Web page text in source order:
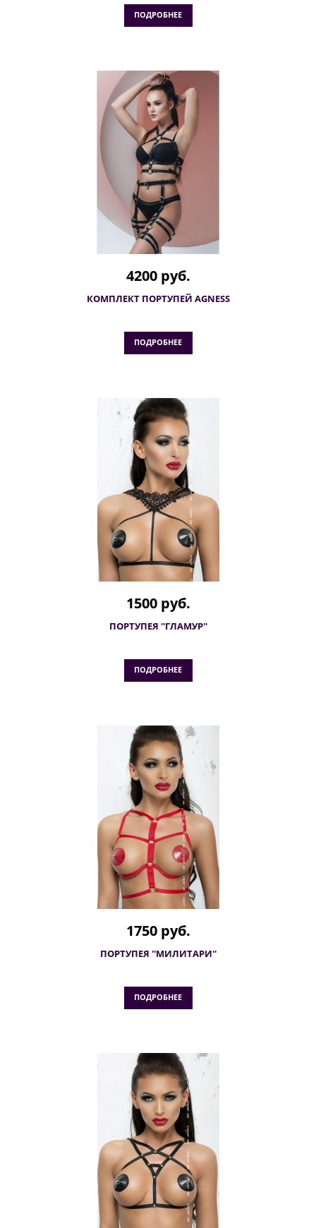
ПОДРОБНЕЕ
4200 руб.
КОМПЛЕКТ ПОРТУПЕЙ AGNESS
ПОДРОБНЕЕ
1500 руб.
ПОРТУПЕЯ ''ГЛАМУР''
ПОДРОБНЕЕ
1750 руб.
ПОРТУПЕЯ ''МИЛИТАРИ''
ПОДРОБНЕЕ